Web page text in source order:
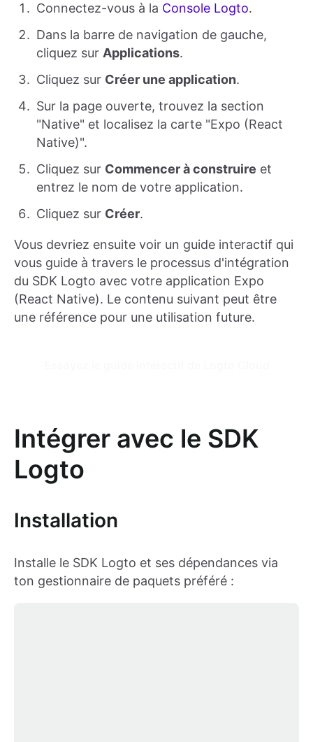
Connectez-vous à la Console Logto.
Dans la barre de navigation de gauche,
cliquez sur Applications.
Cliquez sur Créer une application.
Sur la page ouverte, trouvez la section
"Native" et localisez la carte "Expo (React
Native)".
Cliquez sur Commencer à construire et
entrez le nom de votre application.
Cliquez sur Créer.
Vous devriez ensuite voir un guide interactif qui
vous guide à travers le processus d'intégration
du SDK Logto avec votre application Expo
(React Native). Le contenu suivant peut être
une référence pour une utilisation future.
Intégrer avec le SDK
Logto
Installation
Installe le SDK Logto et ses dépendances via
ton gestionnaire de paquets préféré :